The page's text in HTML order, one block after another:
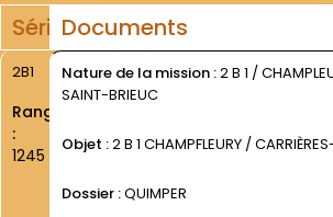
SérieDocuments
2B1
Rang
:
1245
Nature de la mission :2 B 1 /
SAINT-BRIEUC
Objet :2 B 1 CHAMPFLEURY /
Dossier :QUIMPER